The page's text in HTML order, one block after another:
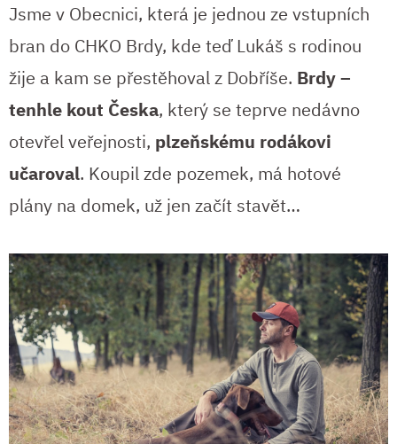
Jsme v Obecnici, která je jednou ze vstupních
bran do CHKO Brdy, kde teď Lukáš s rodinou
žije a kam se přestěhoval z Dobříše. Brdy –
tenhle kout Česka, který se teprve nedávno
otevřel veřejnosti, plzeňskému rodákovi
učaroval. Koupil zde pozemek, má hotové
plány na domek, už jen začít stavět…